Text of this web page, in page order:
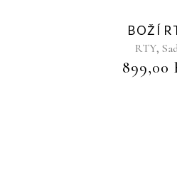
BOŽÍ
RTY,
899,00